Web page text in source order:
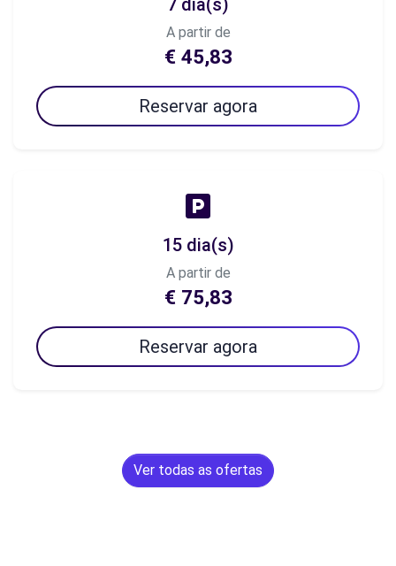
7 dia(s)
A partir de
€ 45,83
Reservar agora
15 dia(s)
A partir de
€ 75,83
Reservar agora
Ver todas as ofertas